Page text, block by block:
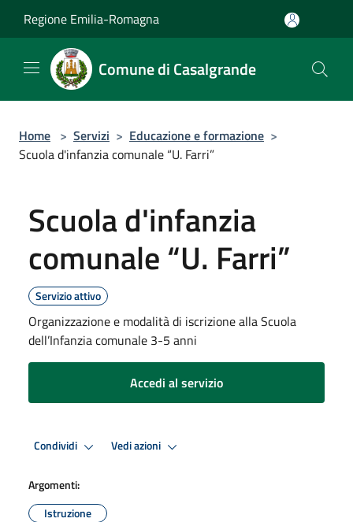
Regione Emilia-Romagna
Comune di Casalgrande
Home > Servizi > Educazione e formazione >
Scuola d'infanzia comunale “U. Farri”
Scuola d'infanzia
comunale “U. Farri”
Servizio attivo
Organizzazione e modalità di iscrizione alla Scuola
dell’Infanzia comunale 3-5 anni
Accedi al servizio
Condividi Vedi azioni
Argomenti:
Istruzione